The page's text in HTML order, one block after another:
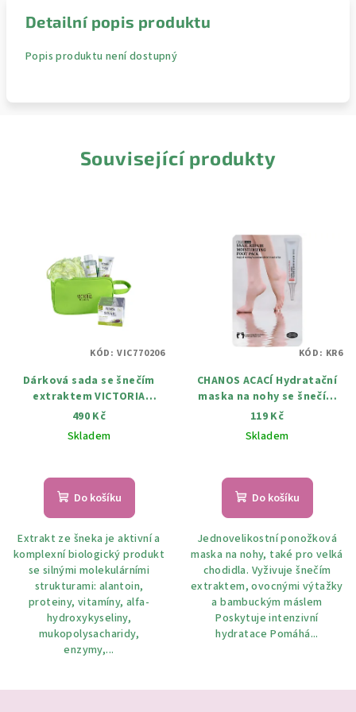
Detailní popis produktu
Popis produktu není dostupný
Související produkty
Dárková sada se šnečím
extraktem VICTORIA
BEAUTY
490 Kč
Skladem
hodnocení
produktu
z
5
hvězdiček.
Do košíku
Extrakt ze šneka je aktivní a
komplexní biologický produkt
se silnými molekulárními
strukturami: alantoin,
proteiny, vitamíny, alfa-
hydroxykyseliny,
mukopolysacharidy,
enzymy,...
KÓD: VIC770206
CHANOS ACACÍ Hydratační
maska na nohy se šnečím
extraktem
119 Kč
Skladem
Do košíku
Jednovelikostní ponožková
maska ​​na nohy, také pro velká
chodidla. Vyživuje šnečím
extraktem, ovocnými výtažky
a bambuckým máslem
Poskytuje intenzivní
hydratace Pomáhá...
KÓD: KR6